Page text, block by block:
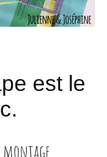
est le